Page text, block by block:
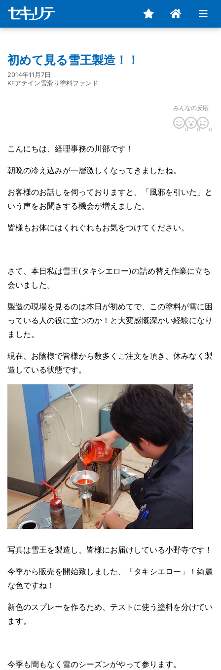
初めて見る雪王製造！！
2014年11月7日
KFアテイン雪滑り塗料ファンド
みんなの反応
0 0 0
こんにちは、経理事務の川部です！
朝晩の冷え込みが一層激しくなってきましたね。
お客様のお話しを伺っておりますと、「風邪を引いた」と
いう声をお聞きする機会が増えました。
皆様もお体にはくれぐれもお気をつけてください。
さて、本日私は雪王(タキシエロー)の詰め替え作業に立ち
会いました。
製造の現場を見るのは本日が初めてで、この塗料が雪に困
っている人の役に立つのか！と大変感慨深かい経験になり
ました。
現在、お陰様で皆様から数多くご注文を頂き、休みなく製
造している状態です。
写真は雪王を製造し、皆様にお届けしている小野寺です！
今季から販売を開始致しました、「タキシエロー」！綺麗
な色ですね！
新色のスプレーを作るため、テストに使う塗料を分けてい
ます。
今季も間もなく雪のシーズンがやって参ります。